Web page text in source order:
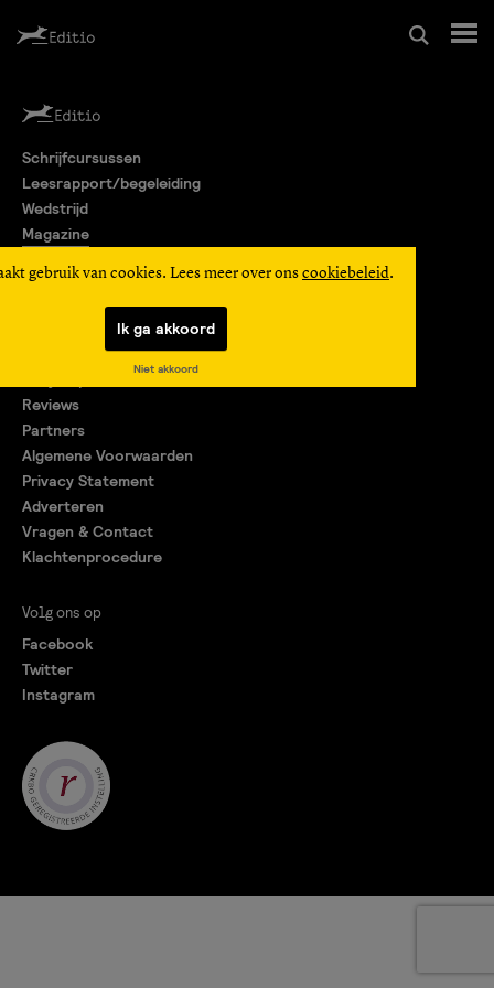
Leesrapport/begeleiding
Wedstrijd
Editio Producties
gebruik van cookies. Lees meer over ons cookiebeleid.
Ik ga akkoord
Niet akkoord
Schrijfcursussen
Leesrapport/begeleiding
Wedstrijd
Magazine
Reviews
Partners
Algemene Voorwaarden
Privacy Statement
Adverteren
Vragen & Contact
Klachtenprocedure
Volg ons op
Facebook
Twitter
Instagram